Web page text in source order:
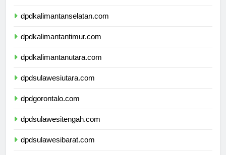
dpdkalimantanselatan.com
dpdkalimantantimur.com
dpdkalimantanutara.com
dpdsulawesiutara.com
dpdgorontalo.com
dpdsulawesitengah.com
dpdsulawesibarat.com